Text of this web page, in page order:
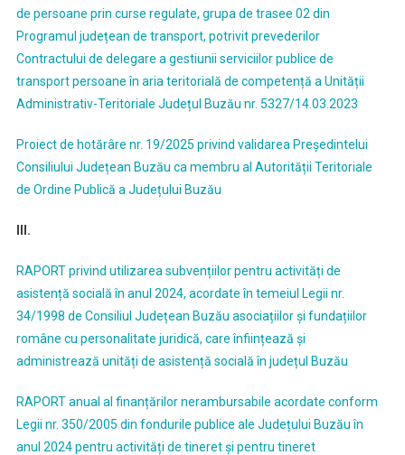
de persoane prin curse regulate, grupa de trasee 02 din
Programul județean de transport, potrivit prevederilor
Contractului de delegare a gestiunii serviciilor publice de
transport persoane în aria teritorială de competență a Unității
Administrativ-Teritoriale Județul Buzău nr. 5327/14.03.2023
Proiect de hotărâre nr. 19/2025 privind validarea Președintelui
Consiliului Județean Buzău ca membru al Autorității Teritoriale
de Ordine Publică a Județului Buzău
III.
RAPORT privind utilizarea subvențiilor pentru activități de
asistență socială în anul 2024, acordate în temeiul Legii nr.
34/1998 de Consiliul Județean Buzău asociațiilor și fundațiilor
române cu personalitate juridică, care înființează și
administrează unități de asistență socială în județul Buzău
RAPORT anual al finanțărilor nerambursabile acordate conform
Legii nr. 350/2005 din fondurile publice ale Județului Buzău în
anul 2024 pentru activități de tineret și pentru tineret